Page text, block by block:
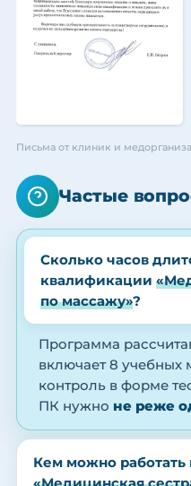
Письма от клиник и
Частые
Сколько часов
квалификации
по массажу»?
Программа
включает 8 учебных
контроль в форме
ПК нужно не реже
Кем можно работать